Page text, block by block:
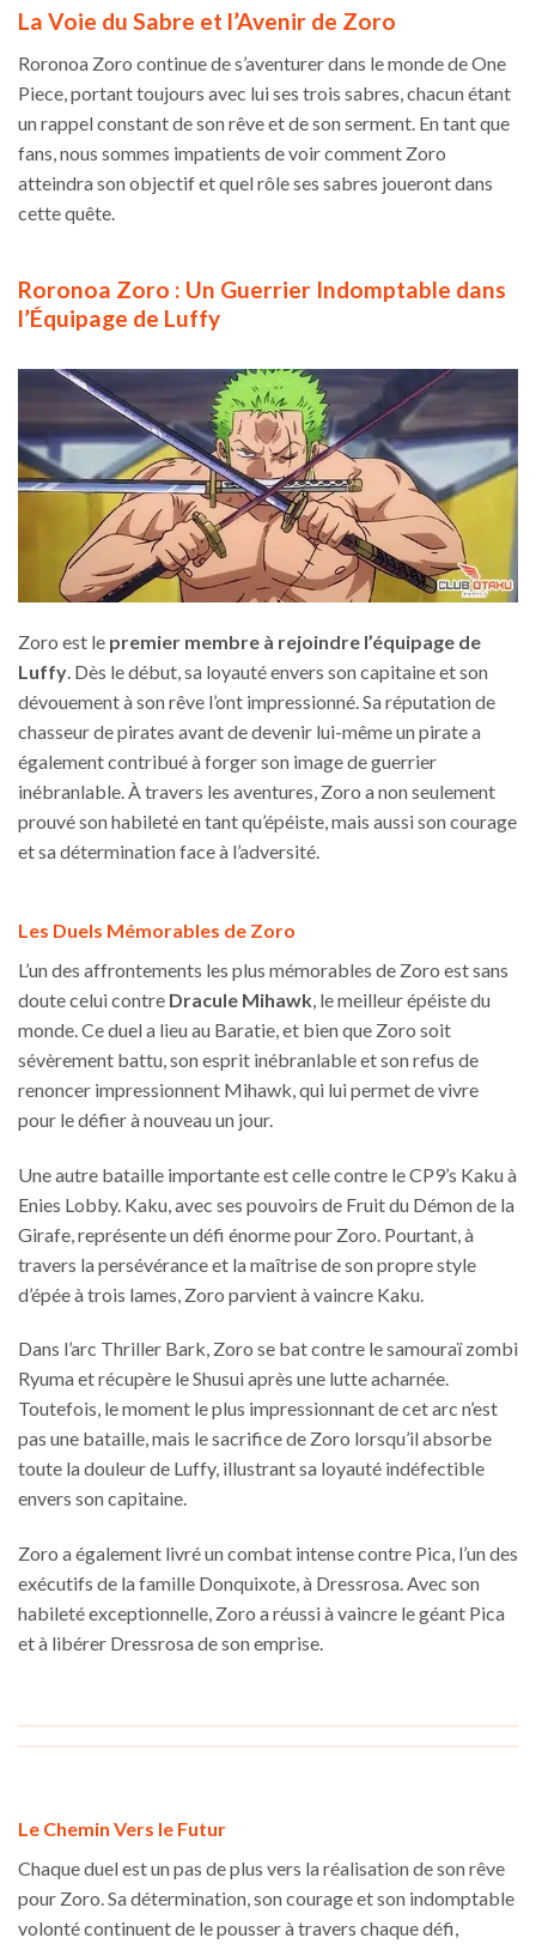
La Voie du Sabre et l’Avenir de Zoro
Roronoa Zoro continue de s’aventurer dans le monde de One
Piece, portant toujours avec lui ses trois sabres, chacun étant
un rappel constant de son rêve et de son serment. En tant que
fans, nous sommes impatients de voir comment Zoro
atteindra son objectif et quel rôle ses sabres joueront dans
cette quête.
Roronoa Zoro : Un Guerrier Indomptable dans
l’Équipage de Luffy
Zoro est le premier membre à rejoindre l’équipage de
Luffy. Dès le début, sa loyauté envers son capitaine et son
dévouement à son rêve l’ont impressionné. Sa réputation de
chasseur de pirates avant de devenir lui-même un pirate a
également contribué à forger son image de guerrier
inébranlable. À travers les aventures, Zoro a non seulement
prouvé son habileté en tant qu’épéiste, mais aussi son courage
et sa détermination face à l’adversité.
Les Duels Mémorables de Zoro
L’un des affrontements les plus mémorables de Zoro est sans
doute celui contre Dracule Mihawk, le meilleur épéiste du
monde. Ce duel a lieu au Baratie, et bien que Zoro soit
sévèrement battu, son esprit inébranlable et son refus de
renoncer impressionnent Mihawk, qui lui permet de vivre
pour le défier à nouveau un jour.
Une autre bataille importante est celle contre le CP9’s Kaku à
Enies Lobby. Kaku, avec ses pouvoirs de Fruit du Démon de la
Girafe, représente un défi énorme pour Zoro. Pourtant, à
travers la persévérance et la maîtrise de son propre style
d’épée à trois lames, Zoro parvient à vaincre Kaku.
Dans l’arc Thriller Bark, Zoro se bat contre le samouraï zombi
Ryuma et récupère le Shusui après une lutte acharnée.
Toutefois, le moment le plus impressionnant de cet arc n’est
pas une bataille, mais le sacrifice de Zoro lorsqu’il absorbe
toute la douleur de Luffy, illustrant sa loyauté indéfectible
envers son capitaine.
Zoro a également livré un combat intense contre Pica, l’un des
exécutifs de la famille Donquixote, à Dressrosa. Avec son
habileté exceptionnelle, Zoro a réussi à vaincre le géant Pica
et à libérer Dressrosa de son emprise.
Le Chemin Vers le Futur
Chaque duel est un pas de plus vers la réalisation de son rêve
pour Zoro. Sa détermination, son courage et son indomptable
volonté continuent de le pousser à travers chaque défi,